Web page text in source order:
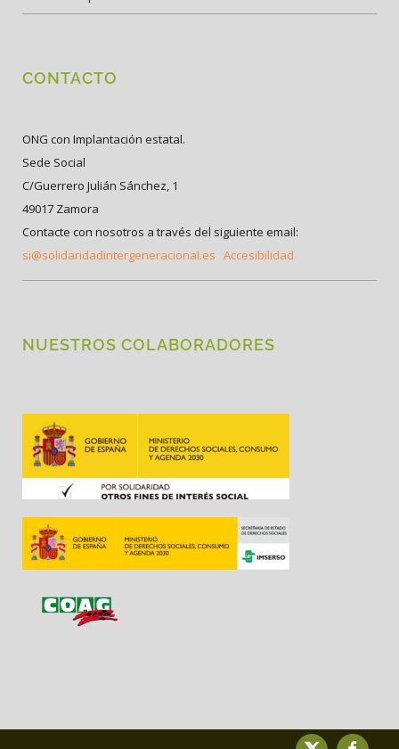
CONTACTO
ONG con Implantación estatal.
Sede Social
C/Guerrero Julián Sánchez, 1
49017 Zamora
Contacte con nosotros a través del siguiente email:
si@solidaridadintergeneracional.es Accesibilidad
NUESTROS COLABORADORES